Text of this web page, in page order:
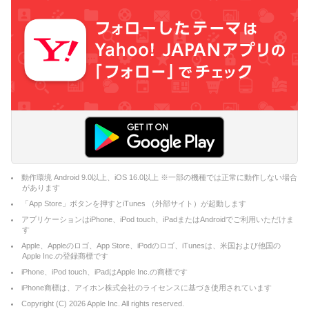
動作環境 Android 9.0以上、iOS 16.0以上 ※一部の機種では正常に動作しない場合
があります
「App Store」ボタンを押すとiTunes （外部サイト）が起動します
アプリケーションはiPhone、iPod touch、iPadまたはAndroidでご利用いただけま
す
Apple、Appleのロゴ、App Store、iPodのロゴ、iTunesは、米国および他国の
Apple Inc.の登録商標です
iPhone、iPod touch、iPadはApple Inc.の商標です
iPhone商標は、アイホン株式会社のライセンスに基づき使用されています
Copyright (C) 2026Apple Inc. All rights reserved.